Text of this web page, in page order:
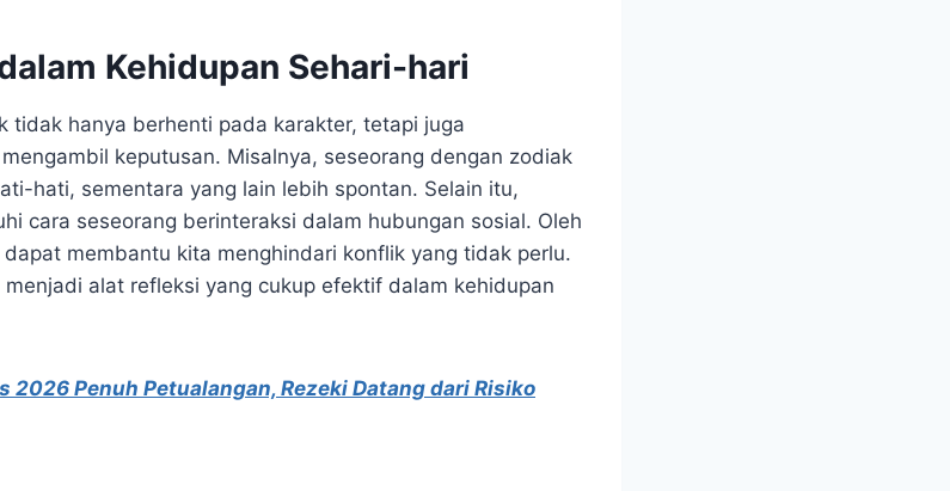
Kehidupan Sehari-hari
tidak hanya berhenti pada karakter, tetapi juga
keputusan. Misalnya, seseorang dengan zodiak
hati, sementara yang lain lebih spontan. Selain itu,
cara seseorang berinteraksi dalam hubungan sosial. Oleh
membantu kita menghindari konflik yang tidak perlu.
alat refleksi yang cukup efektif dalam kehidupan
2026 Penuh Petualangan, Rezeki Datang dari Risiko